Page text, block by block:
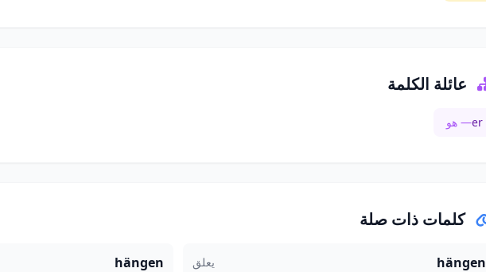
عائلة الكلمة
er— هو
كلمات ذات صلة
hängen يعلق hängen